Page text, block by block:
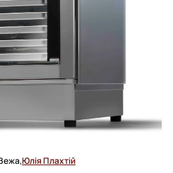
Юлія Плахтій